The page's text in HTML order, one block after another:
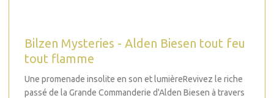
Bilzen Mysteries - Alden Biesen tout feu
tout flamme
Une promenade insolite en son et lumièreRevivez le riche
passé de la Grande Commanderie d'Alden Biesen à travers